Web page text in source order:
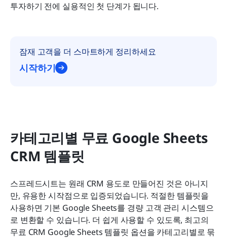
투자하기 전에 실용적인 첫 단계가 됩니다.
잠재 고객을 더 스마트하게 정리하세요
시작하기
카테고리별 무료 Google Sheets
CRM 템플릿
스프레드시트는 원래 CRM 용도로 만들어진 것은 아니지
만, 유용한 시작점으로 입증되었습니다. 적절한 템플릿을
사용하면 기본 Google Sheets를 경량 고객 관리 시스템으
로 변환할 수 있습니다. 더 쉽게 사용할 수 있도록, 최고의
무료 CRM Google Sheets 템플릿 옵션을 카테고리별로 묶